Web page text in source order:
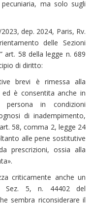
ma solo sugli
dep. 2024, Paris, Rv.
delle Sezioni
art. 58 della legge n. 689
di diritto:
brevi è rimessa alla
ed è consentita anche in
in condizioni
di inadempimento,
58, comma 2, legge 24
alle pene sostitutive
prescrizioni, ossia alla
criticamente anche un
Sez. 5, n. 44402 del
sembra riconsiderare il